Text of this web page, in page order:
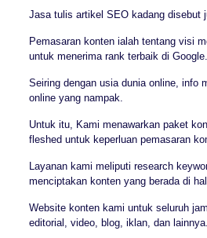
Jasa tulis artikel SEO kadang disebut
Pemasaran konten ialah tentang visi
untuk menerima rank terbaik di Google.
Seiring dengan usia dunia online, info
online yang nampak.
Untuk itu, Kami menawarkan paket
fleshed untuk keperluan pemasaran
Layanan kami meliputi research
menciptakan konten yang berada di
Website konten kami untuk seluruh
editorial, video, blog, iklan, dan lainnya.